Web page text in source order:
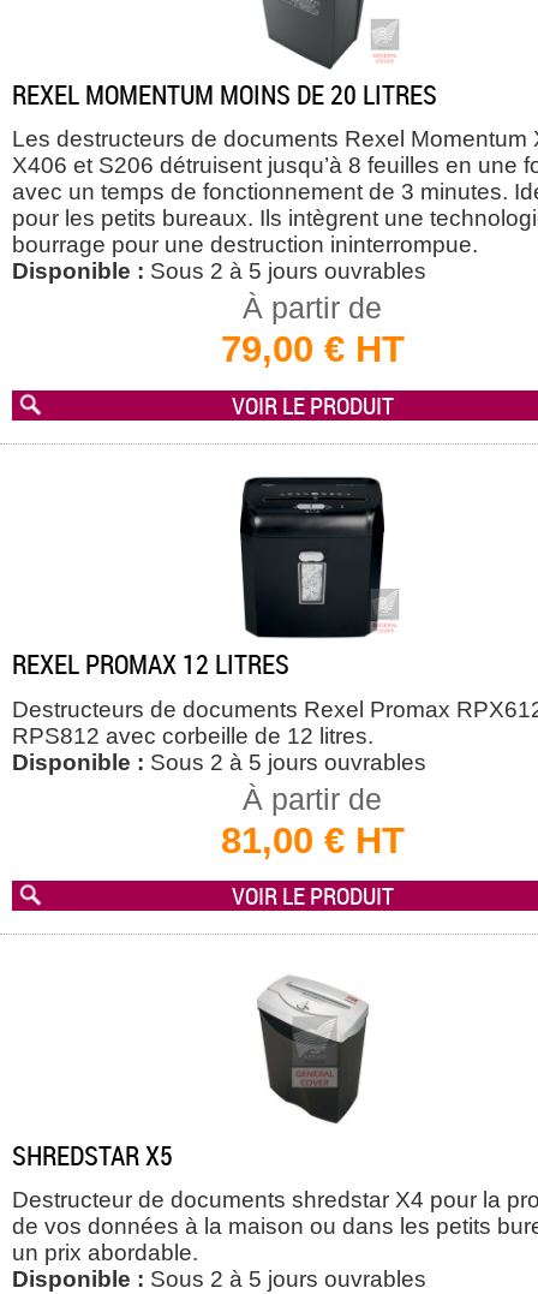
REXEL MOMENTUM MOINS DE 20 LITRES
Les destructeurs de documents Rexel Momentum
X406 et S206 détruisent jusqu’à 8 feuilles en une
avec un temps de fonctionnement de 3 minutes.
pour les petits bureaux. Ils intègrent une
bourrage pour une destruction ininterrompue.
Disponible : Sous 2 à 5 jours ouvrables
À partir de
79,00 € HT
VOIR LE PRODUIT
REXEL PROMAX 12 LITRES
Destructeurs de documents Rexel Promax
RPS812 avec corbeille de 12 litres.
Disponible : Sous 2 à 5 jours ouvrables
À partir de
81,00 € HT
VOIR LE PRODUIT
SHREDSTAR X5
Destructeur de documents shredstar X4 pour la
de vos données à la maison ou dans les petits
un prix abordable.
Disponible : Sous 2 à 5 jours ouvrables